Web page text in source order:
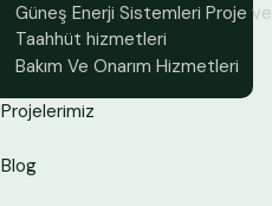
Güneş Enerji Sistemleri Proje ve
Taahhüt hizmetleri
Bakım Ve Onarım Hizmetleri
Projelerimiz
Blog